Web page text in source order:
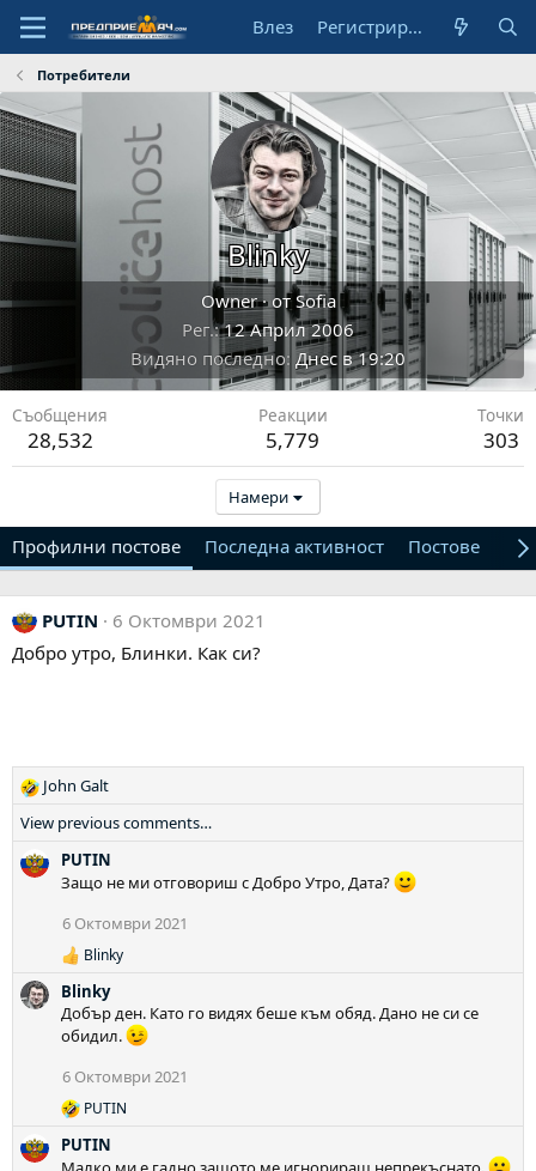
Влез Регистрирай се
Потребители
Blinky
Owner · от Sofia
Рег. 12 Април 2006
Видяно последно Днес в 19:20
Съобщения
28,532
Реакции
5,779
Точки
303
Намери
Профилни постове Последна активност Постове
PUTIN
6 Октомври 2021
Добро утро, Блинки. Как си?
Р
е
к
ц
John Galt
View previous comments…
PUTIN
Защо не ми отговориш с Добро Утро, Дата?
6 Октомври 2021
Р
е
а
к
ц
и
Blinky
Blinky
Добър ден. Като го видях беше към обяд. Дано не си се
обидил.
6 Октомври 2021
Р
е
а
PUTIN
PUTIN